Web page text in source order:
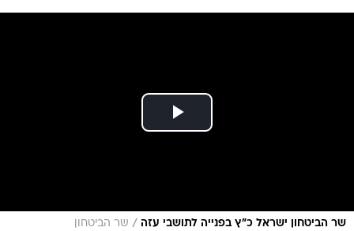
שר הביטחון ישראל כ"ץ בפנייה לתושבי עזה / שר הביטחון